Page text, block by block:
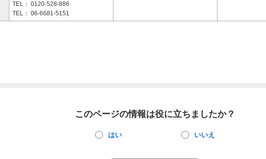
TEL： 0120-528-886
TEL： 06-6681-5151
このページの情報は役に立ちましたか？
はい いいえ